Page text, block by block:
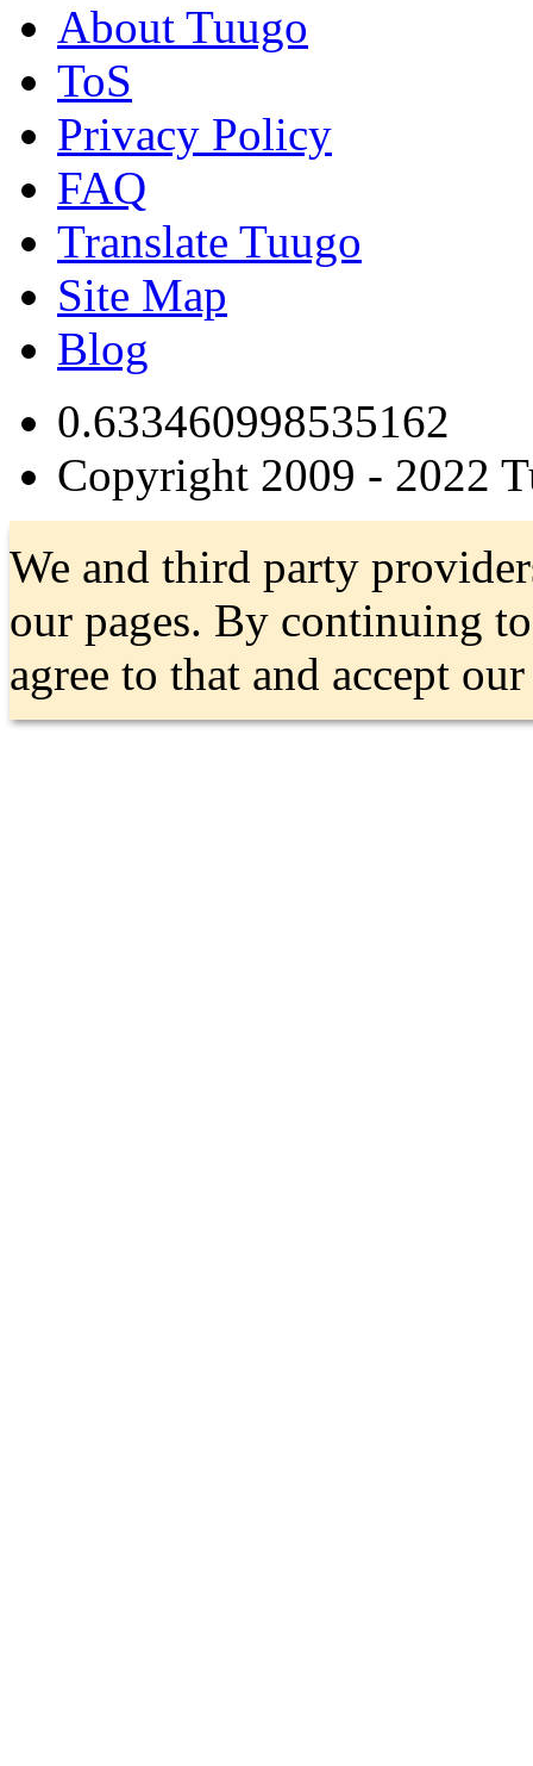
About Tuugo
ToS
Privacy Policy
FAQ
Translate Tuugo
Site Map
Blog
0.633460998535162
Copyright 2009 - 2022
We and third party
our pages. By continuing
agree to that and accept